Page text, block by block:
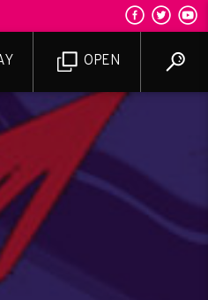
OPEN